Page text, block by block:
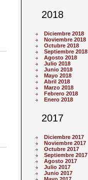
2018
Diciembre 2018
Noviembre 2018
Octubre 2018
Septiembre 2018
Agosto 2018
Julio 2018
Junio 2018
Mayo 2018
Abril 2018
Marzo 2018
Febrero 2018
Enero 2018
2017
Diciembre 2017
Noviembre 2017
Octubre 2017
Septiembre 2017
Agosto 2017
Julio 2017
Junio 2017